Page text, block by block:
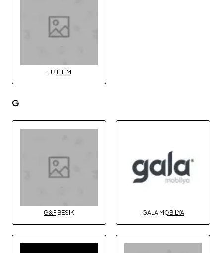
FUJIFILM
G
G&F BESIK GALA MOBİLYA